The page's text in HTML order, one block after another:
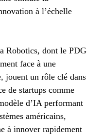
à l’échelle
Robotics, dont le PDG
face à une
jouent un rôle clé dans
de startups comme
d’IA performant
américains,
à innover rapidement